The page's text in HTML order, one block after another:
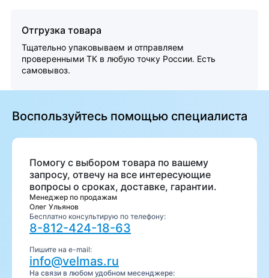
Отгрузка товара
Тщательно упаковываем и отправляем
проверенными ТК в любую точку России. Есть
самовывоз.
Воспользуйтесь помощью специалиста
Помогу с выбором товара по вашему
запросу, отвечу на все интересующие
вопросы о сроках, доставке, гарантии.
Менеджер по продажам
Олег Ульянов
Бесплатно консультирую по телефону:
8-812-424-18-63
Пишите на e-mail:
info@velmas.ru
На связи в любом удобном месенджере: